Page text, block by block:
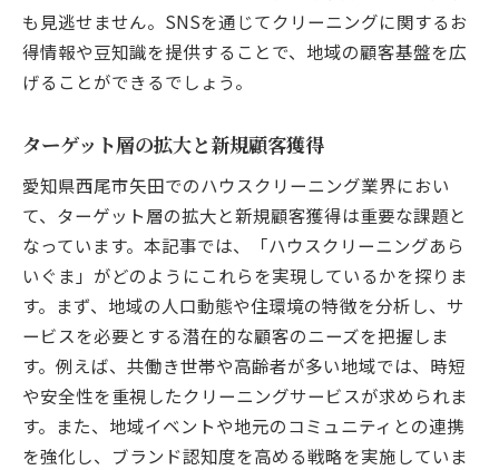
も見逃せません。SNSを通じてクリーニングに関するお
得情報や豆知識を提供することで、地域の顧客基盤を広
げることができるでしょう。
ターゲット層の拡大と新規顧客獲得
愛知県西尾市矢田でのハウスクリーニング業界におい
て、ターゲット層の拡大と新規顧客獲得は重要な課題と
なっています。本記事では、「ハウスクリーニングあら
いぐま」がどのようにこれらを実現しているかを探りま
す。まず、地域の人口動態や住環境の特徴を分析し、サ
ービスを必要とする潜在的な顧客のニーズを把握しま
す。例えば、共働き世帯や高齢者が多い地域では、時短
や安全性を重視したクリーニングサービスが求められま
す。また、地域イベントや地元のコミュニティとの連携
を強化し、ブランド認知度を高める戦略を実施していま